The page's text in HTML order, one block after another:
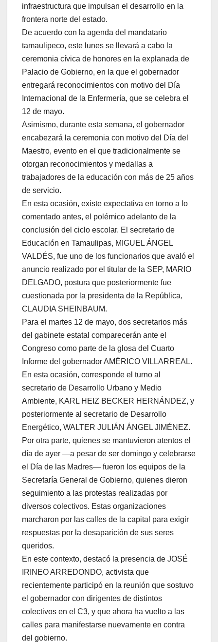
infraestructura que impulsan el desarrollo en la
frontera norte del estado.
De acuerdo con la agenda del mandatario
tamaulipeco, este lunes se llevará a cabo la
ceremonia cívica de honores en la explanada de
Palacio de Gobierno, en la que el gobernador
entregará reconocimientos con motivo del Día
Internacional de la Enfermería, que se celebra el
12 de mayo.
Asimismo, durante esta semana, el gobernador
encabezará la ceremonia con motivo del Día del
Maestro, evento en el que tradicionalmente se
otorgan reconocimientos y medallas a
trabajadores de la educación con más de 25 años
de servicio.
En esta ocasión, existe expectativa en torno a lo
comentado antes, el polémico adelanto de la
conclusión del ciclo escolar. El secretario de
Educación en Tamaulipas, MIGUEL ÁNGEL
VALDÉS, fue uno de los funcionarios que avaló el
anuncio realizado por el titular de la SEP, MARIO
DELGADO, postura que posteriormente fue
cuestionada por la presidenta de la República,
CLAUDIA SHEINBAUM.
Para el martes 12 de mayo, dos secretarios más
del gabinete estatal comparecerán ante el
Congreso como parte de la glosa del Cuarto
Informe del gobernador AMÉRICO VILLARREAL.
En esta ocasión, corresponde el turno al
secretario de Desarrollo Urbano y Medio
Ambiente, KARL HEIZ BECKER HERNÁNDEZ, y
posteriormente al secretario de Desarrollo
Energético, WALTER JULIÁN ÁNGEL JIMÉNEZ.
Por otra parte, quienes se mantuvieron atentos el
día de ayer —a pesar de ser domingo y celebrarse
el Día de las Madres— fueron los equipos de la
Secretaría General de Gobierno, quienes dieron
seguimiento a las protestas realizadas por
diversos colectivos. Estas organizaciones
marcharon por las calles de la capital para exigir
respuestas por la desaparición de sus seres
queridos.
En este contexto, destacó la presencia de JOSÉ
IRINEO ARREDONDO, activista que
recientemente participó en la reunión que sostuvo
el gobernador con dirigentes de distintos
colectivos en el C3, y que ahora ha vuelto a las
calles para manifestarse nuevamente en contra
del gobierno.